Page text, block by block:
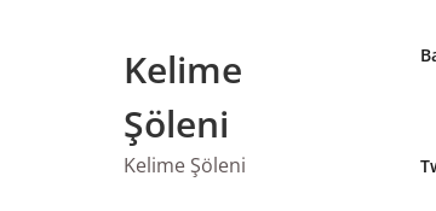
Kelime
Şöleni
Kelime Şöleni